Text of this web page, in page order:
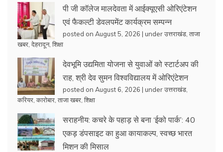
पी जी कॉलेज मालदेवता में आईक्यूएसी ओरिएंटेशन
एवं फैकल्टी डेवलपमेंट कार्यक्रम सम्पन्न
posted on August 5, 2026 | underउत्तराखंड ताजा
खबर देहरादून, शिक्षा
देवभूमि उद्यमिता योजना से युवाओं को स्टार्टअप की
राह, श्री देव सुमन विश्वविद्यालय में ओरिएंटेशन
posted on August 6, 2026 | underउत्तराखंड
करियर कारोबार ताजा खबर शिक्षा
सराहनीय: कचरे के पहाड़ से बना ‘ईको पार्क’: 40
एकड़ डंपसाइट का हुआ कायाकल्प, स्वच्छ भारत
मिशन की मिसाल